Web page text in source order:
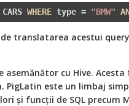
CARS WHERE type = "BMW"
de translatarea acestui
asemănător cu Hive.
PigLatin este un limbaj
și funcții de SQL precum